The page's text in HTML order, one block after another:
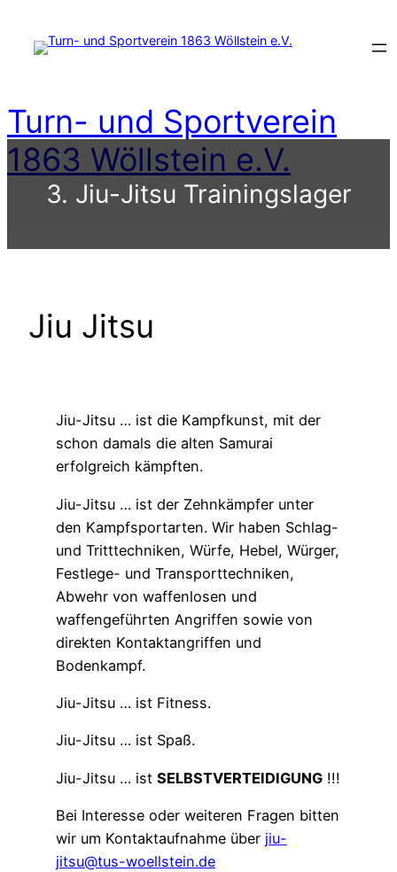
Inhalt
Turn- und Sportverein
1863 Wöllstein e.V.
3. Jiu-Jitsu Trainingslager
Jiu Jitsu
Jiu-Jitsu … ist die Kampfkunst, mit der
schon damals die alten Samurai
erfolgreich kämpften.
Jiu-Jitsu … ist der Zehnkämpfer unter
den Kampfsportarten. Wir haben Schlag-
und Tritttechniken, Würfe, Hebel, Würger,
Festlege- und Transporttechniken,
Abwehr von waffenlosen und
waffengeführten Angriffen sowie von
direkten Kontaktangriffen und
Bodenkampf.
Jiu-Jitsu … ist Fitness.
Jiu-Jitsu … ist Spaß.
Jiu-Jitsu … ist SELBSTVERTEIDIGUNG!!!
Bei Interesse oder weiteren Fragen bitten
wir um Kontaktaufnahme über jiu-
jitsu@tus-woellstein.de